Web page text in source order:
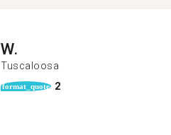
W.
Tuscaloosa
format_quote 2